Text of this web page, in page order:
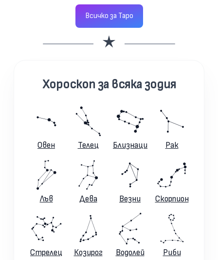
Всичко за Таро
Хороскоп за всяка зодия
Овен Телец Близнаци Рак
Лъв Дева Везни Скорпион
Стрелец Козирог Водолей Риби